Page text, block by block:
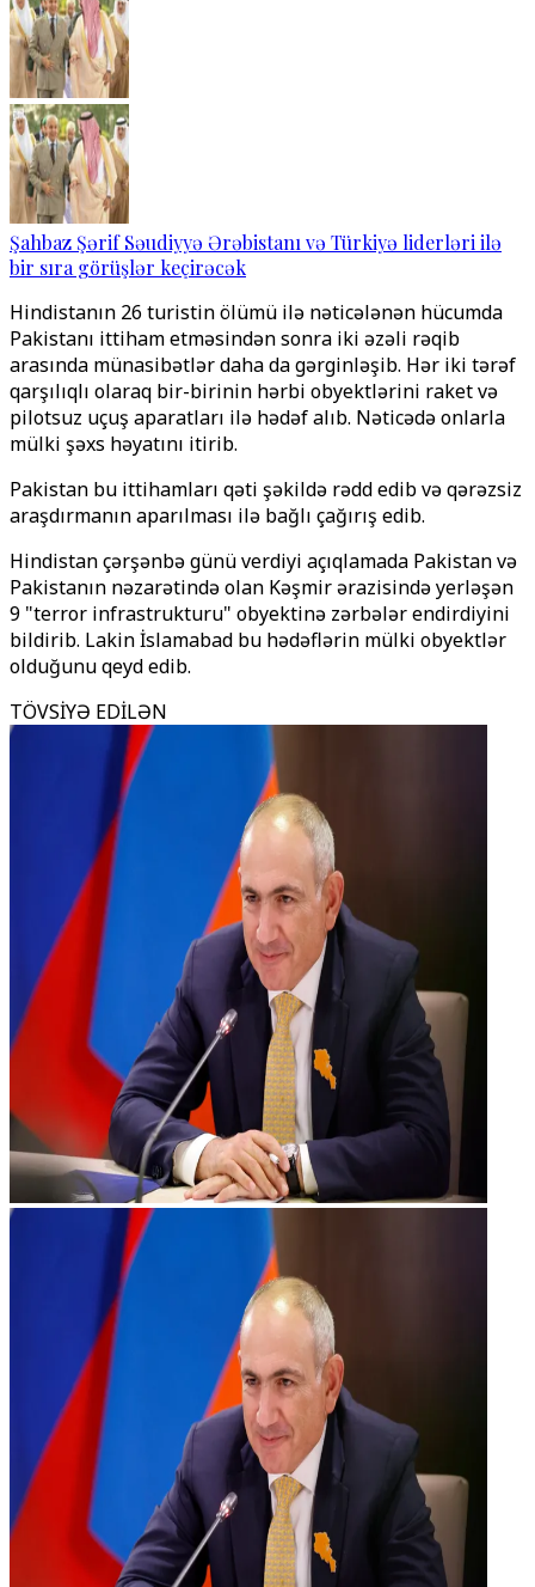
Şahbaz Şərif Səudiyyə Ərəbistanı və Türkiyə liderləri ilə
bir sıra görüşlər keçirəcək
Hindistanın 26 turistin ölümü ilə nəticələnən hücumda
Pakistanı ittiham etməsindən sonra iki əzəli rəqib
arasında münasibətlər daha da gərginləşib. Hər iki tərəf
qarşılıqlı olaraq bir-birinin hərbi obyektlərini raket və
pilotsuz uçuş aparatları ilə hədəf alıb. Nəticədə onlarla
mülki şəxs həyatını itirib.
Pakistan bu ittihamları qəti şəkildə rədd edib və qərəzsiz
araşdırmanın aparılması ilə bağlı çağırış edib.
Hindistan çərşənbə günü verdiyi açıqlamada Pakistan və
Pakistanın nəzarətində olan Kəşmir ərazisində yerləşən
9 "terror infrastrukturu" obyektinə zərbələr endirdiyini
bildirib. Lakin İslamabad bu hədəflərin mülki obyektlər
olduğunu qeyd edib.
TÖVSİYƏ EDİLƏN